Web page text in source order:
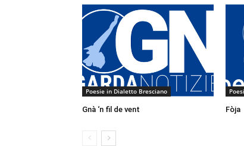
Poesie in Dialetto Bresciano
Gnà ‘n fil de vent Fòja